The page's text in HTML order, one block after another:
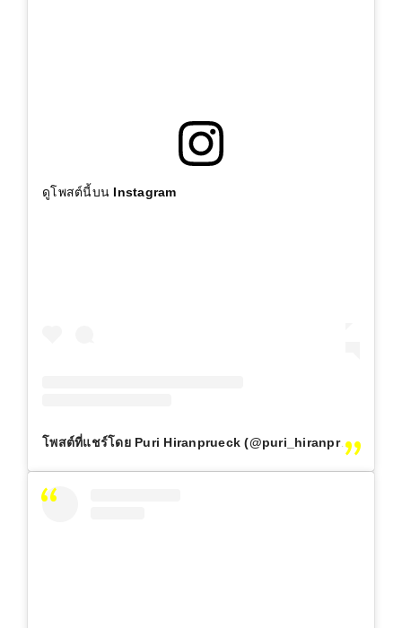
ดูโพสต์นี้บน Instagram
โพสต์ที่แชร์โดย Puri Hiranprueck (@puri_hiranprueck)